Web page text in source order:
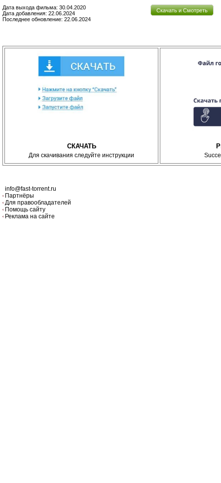
Скачать и Смотреть
Дата выхода фильма: 30.04.2020
Дата добавления: 22.06.2024
Последнее обновление: 22.06.2024
СКАЧАТЬ
Для скачивания следуйте инструкции
info@fast-torrent.ru
Партнёры
Для правообладателей
Помощь сайту
Реклама на сайте